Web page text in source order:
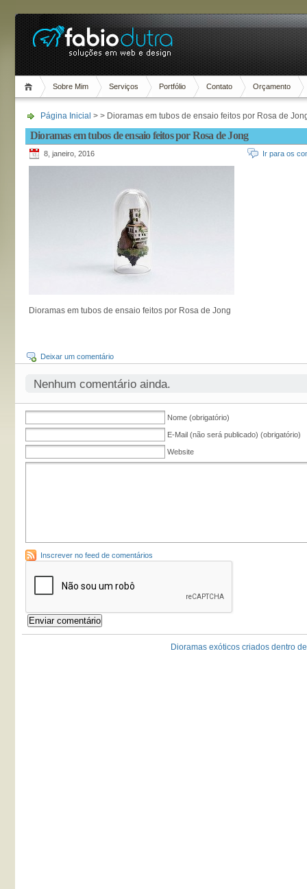
Sobre Mim Serviços Portfólio Contato Orçamento
Página Inicial > > Dioramas em tubos de ensaio feitos por Rosa de
Dioramas em tubos de ensaio feitos por Rosa de Jong
8, janeiro, 2016 Ir para os
Dioramas em tubos de ensaio feitos por Rosa de Jong
Deixar um comentário
Nenhum comentário ainda.
Nome (obrigatório)
E-Mail (não será publicado) (obrigatório)
Website
Inscrever no feed de comentários
Dioramas exóticos criados dentro